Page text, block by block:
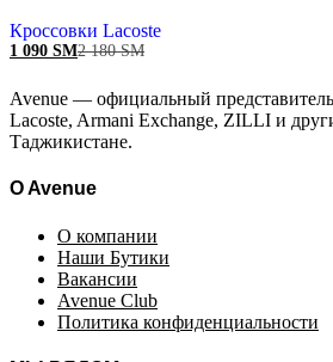
Кроссовки Lacoste
1 090 ЅМ2 180ЅМ
Avenue — официальный
Lacoste, Armani Exchange, ZILLI и
Таджикистане.
O Avenue
О компании
Наши Бутики
Вакансии
Avenue Club
Политика конфиденциальности